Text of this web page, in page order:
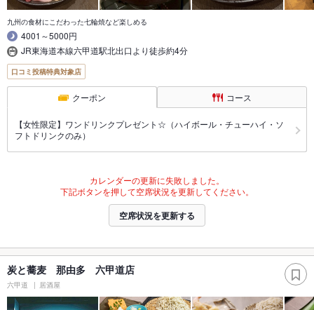
九州の食材にこだわった七輪焼など楽しめる
4001～5000円
JR東海道本線六甲道駅北出口より徒歩約4分
口コミ投稿特典対象店
クーポン コース
【女性限定】ワンドリンクプレゼント☆（ハイボール・チューハイ・ソ
フトドリンクのみ）
カレンダーの更新に失敗しました。
下記ボタンを押して空席状況を更新してください。
空席状況を更新する
炭と蕎麦 那由多 六甲道店
六甲道 居酒屋